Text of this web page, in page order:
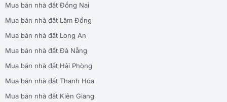
Mua bán nhà đất Đồng Nai
Mua bán nhà đất Lâm Đồng
Mua bán nhà đất Long An
Mua bán nhà đất Đà Nẵng
Mua bán nhà đất Hải Phòng
Mua bán nhà đất Thanh Hóa
Mua bán nhà đất Kiên Giang